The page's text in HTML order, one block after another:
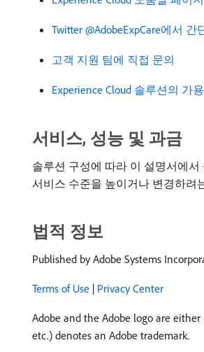
Twitter @AdobeExpCare에서
고객 지원 팀에 직접 문의
Experience Cloud 솔루션의 가
서비스, 성능 및 과금
솔루션 구성에 따라 이 설명서에
서비스 수준을 높이거나 변경하려
법적 정보
Published by Adobe Systems
Terms of Use | Privacy Center
Adobe and the Adobe logo are
etc.) denotes an Adobe trademark.